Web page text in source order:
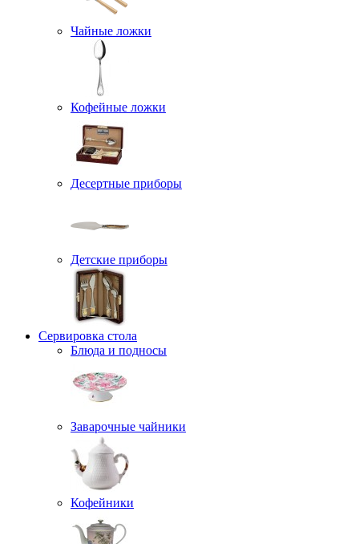
Чайные ложки
Кофейные ложки
Десертные приборы
Детские приборы
Сервировка стола
Блюда и подносы
Заварочные чайники
Кофейники